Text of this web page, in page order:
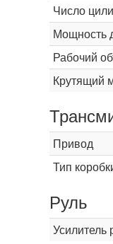
Число
Мощность
Рабочий
Крутящий
Привод
Тип
Руль
Усилитель